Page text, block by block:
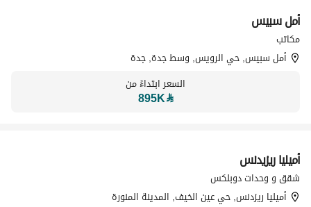
تسويق بواسطة
أمل سبيس
مكاتب
أمل سبيس, حي الرويس, وسط جدة, جدة
السعر ابتداءً من
⃁
895K
تسويق بواسطة
أميليا ريزيدنس
شقق و وحدات دوبلكس
أميليا ريزدنس, حي عين الخيف, المدينة المنورة